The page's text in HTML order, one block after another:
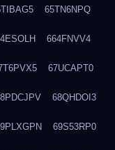
65TN6NPQ
664FNVV4
67UCAPT0
68QHDOI3
69S53RP0